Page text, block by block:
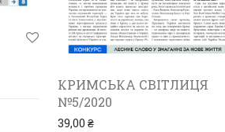
КРИМСЬКА СВІТЛИЦЯ
№5/2020
39,00 ₴